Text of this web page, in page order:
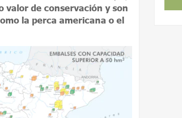
valor de conservación y son
la perca americana o el